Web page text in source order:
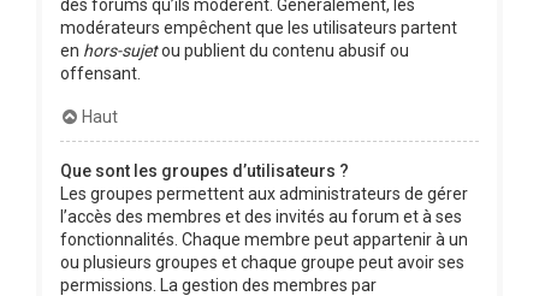
des forums qu’ils modèrent. Généralement, les
modérateurs empêchent que les utilisateurs partent
en hors-sujetou publient du contenu abusif ou
offensant.
Haut
Que sont les groupes d’utilisateurs ?
Les groupes permettent aux administrateurs de gérer
l’accès des membres et des invités au forum et à ses
fonctionnalités. Chaque membre peut appartenir à un
ou plusieurs groupes et chaque groupe peut avoir ses
permissions. La gestion des membres par